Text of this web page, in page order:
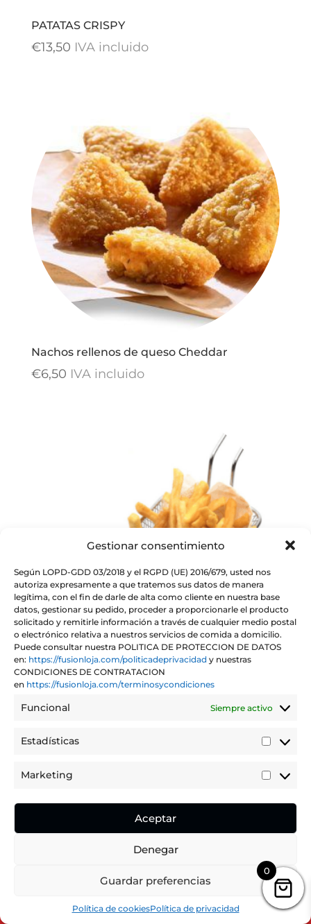
Gestionar consentimiento
Según LOPD-GDD 03/2018 y el RGPD (UE) 2016/679, usted nos
autoriza expresamente a que tratemos sus datos de manera
legítima, con el fin de darle de alta como cliente en nuestra base
datos, gestionar su pedido, proceder a proporcionarle el producto
solicitado y remitirle información a través de cualquier medio postal
o electrónico relativa a nuestros servicios de comida a domicilio.
Puede consultar nuestra POLITICA DE PROTECCION DE DATOS
en: https://fusionloja.com/politicadeprivacidad y nuestras
CONDICIONES DE CONTRATACION
en https://fusionloja.com/terminosycondiciones
Funcional Siempre activo
Estadísticas
Marketing
Aceptar
Denegar
Guardar preferencias
Política de cookiesPolítica de privacidad
PATATAS CRISPY
€13,50 IVA incluido
Nachos rellenos de queso Cheddar
€6,50 IVA incluido
PATATAS FRITAS
2,00
hasta
€3,50
Puedes realizar tu pedido dentro de
13 Minutes 41 Seconds
Hide Message
0